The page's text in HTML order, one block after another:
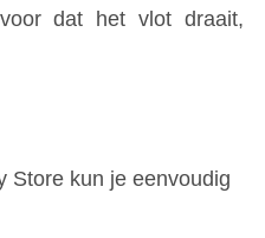
dat het vlot draait,
Store kun je eenvoudig